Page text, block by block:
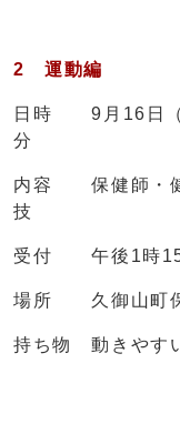
2 運動編
日時 9月16日（
分
内容 保健師・健
技
受付 午後1時15
場所 久御山町保
持ち物 動きやす